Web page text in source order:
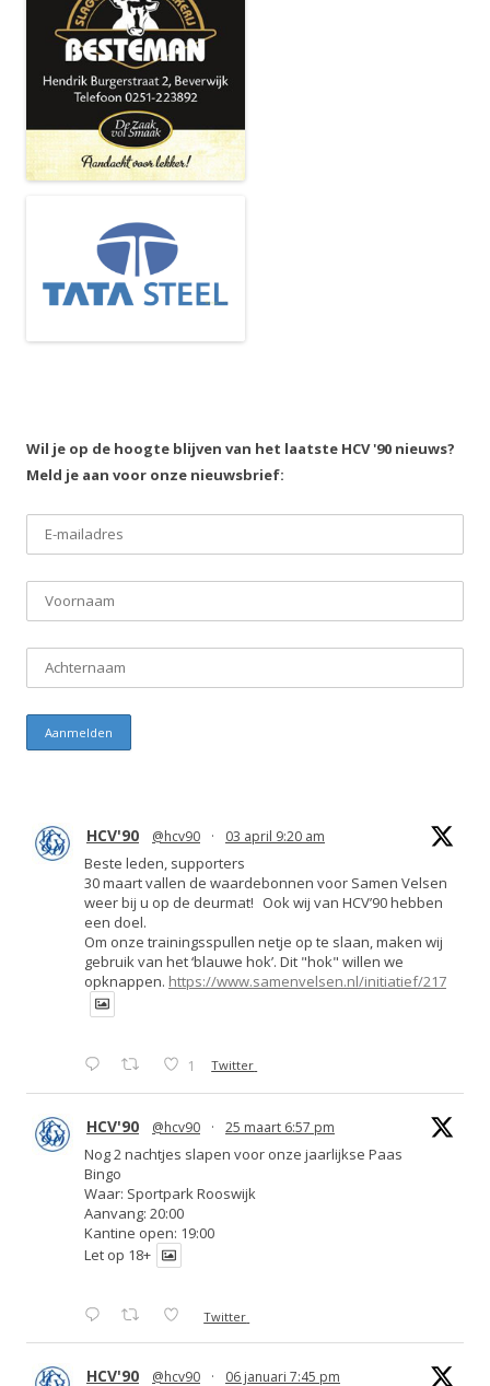
Wil je op de hoogte blijven van het laatste HCV '90 nieuws?
Meld je aan voor onze nieuwsbrief:
HCV'90 @hcv90 · 03 april 9:20 am
Beste leden, supporters
30 maart vallen de waardebonnen voor Samen Velsen
weer bij u op de deurmat! Ook wij van HCV’90 hebben
een doel.
Om onze trainingsspullen netje op te slaan, maken wij
gebruik van het ‘blauwe hok’. Dit "hok" willen we
opknappen. https://www.samenvelsen.nl/initiatief/217
1 Twitter
HCV'90 @hcv90 · 25 maart 6:57 pm
Nog 2 nachtjes slapen voor onze jaarlijkse Paas
Bingo
Waar: Sportpark Rooswijk
Aanvang: 20:00
Kantine open: 19:00
Let op 18+
Twitter
HCV'90 @hcv90 · 06 januari 7:45 pm